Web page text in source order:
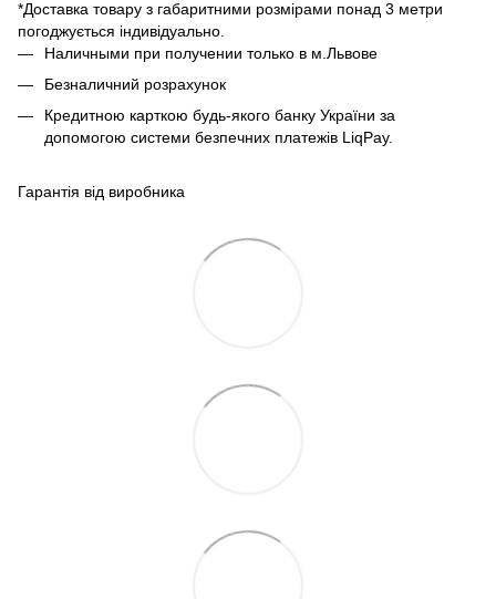
*Доставка товару з габаритними розмірами понад 3 метри
погоджується індивідуально.
Наличными при получении только в м.Львове
Безналичний розрахунок
Кредитною карткою будь-якого банку України за
допомогою системи безпечних платежів LiqPay.
Гарантія від виробника